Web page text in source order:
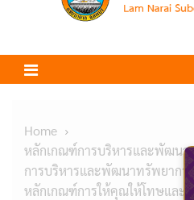
Home
หลักเกณฑ์การบริหารและพัฒน
การบริหารและพัฒนาทรัพยากร
หลักเกณฑ์การให้คุณให้โทษและส